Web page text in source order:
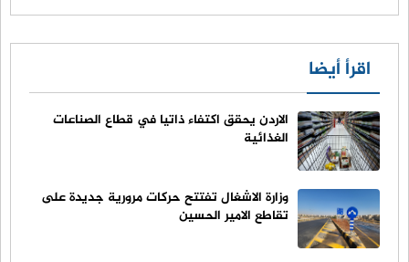
اقرأ أيضا
الاردن يحقق اكتفاء ذاتيا في قطاع الصناعات
الغذائية
وزارة الاشغال تفتتح حركات مرورية جديدة على
تقاطع الامير الحسين